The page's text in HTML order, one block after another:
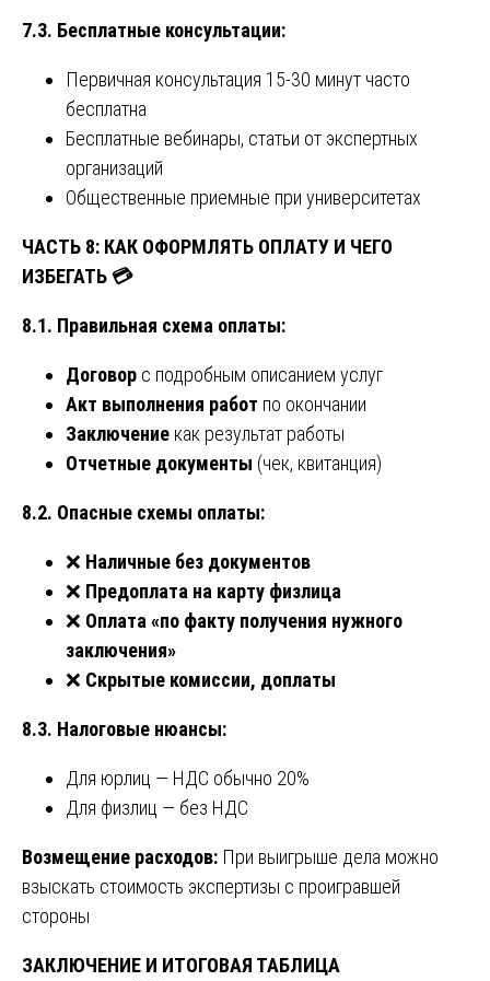
7.3. Бесплатные консультации:
Первичная консультация 15-30 минут часто
бесплатна
Бесплатные вебинары, статьи от экспертных
организаций
Общественные приемные при университетах
ЧАСТЬ 8: КАК ОФОРМЛЯТЬ ОПЛАТУ И ЧЕГО
ИЗБЕГАТЬ 💳
8.1. Правильная схема оплаты:
Договор с подробным описанием услуг
Акт выполнения работ по окончании
Заключение как результат работы
Отчетные документы (чек, квитанция)
8.2. Опасные схемы оплаты:
❌ Наличные без документов
❌ Предоплата на карту физлица
❌ Оплата «по факту получения нужного
заключения»
❌ Скрытые комиссии, доплаты
8.3. Налоговые нюансы:
Для юрлиц — НДС обычно 20%
Для физлиц — без НДС
Возмещение расходов: При выигрыше дела можно
взыскать стоимость экспертизы с проигравшей
стороны
ЗАКЛЮЧЕНИЕ И ИТОГОВАЯ ТАБЛИЦА